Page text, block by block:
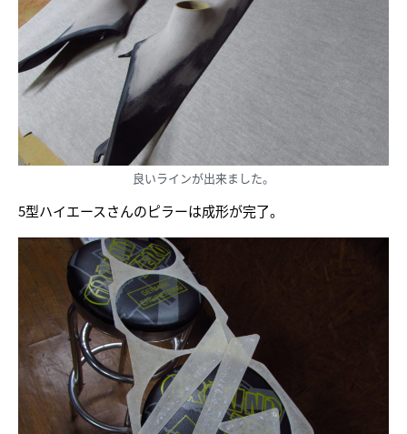
良いラインが出来ました。
5型ハイエースさんのピラーは成形が完了。